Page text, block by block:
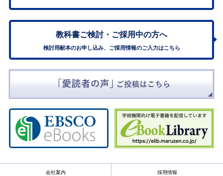
教科書ご検討・ ご採用中の方へ
検討用献本のお申し込み、ご採用情報のご入力はこちら
会社案内 採用情報